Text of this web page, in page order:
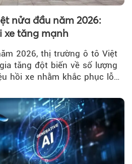
nửa đầu năm 2026:
xe tăng mạnh
2026, thị trường ô tô Việt
tăng đột biến về số lượng
hồi xe nhằm khắc phục lỗi